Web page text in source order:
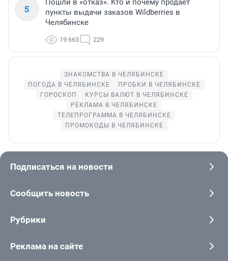
5
Пошли в «отказ». Кто и почему продает
пункты выдачи заказов Wildberries в
Челябинске
19 663 229
ЗНАКОМСТВА В ЧЕЛЯБИНСКЕ
ПОГОДА В ЧЕЛЯБИНСКЕ
ПРОБКИ В ЧЕЛЯБИНСКЕ
ГОРОСКОП
КУРСЫ ВАЛЮТ В ЧЕЛЯБИНСКЕ
РЕКЛАМА В ЧЕЛЯБИНСКЕ
ТЕЛЕПРОГРАММА В ЧЕЛЯБИНСКЕ
ПРОМОКОДЫ В ЧЕЛЯБИНСКЕ
Подписаться на новости
Сообщить новость
Рубрики
Реклама на сайте